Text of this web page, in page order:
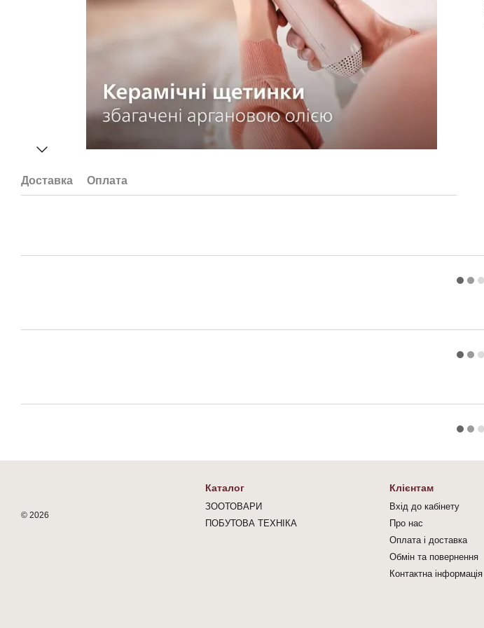
Доставка Оплата
© 2026
Каталог
ЗООТОВАРИ
ПОБУТОВА ТЕХНІКА
Клієнтам
Вхід до кабінету
Про нас
Оплата і доставка
Обмін та повернення
Контактна інформація